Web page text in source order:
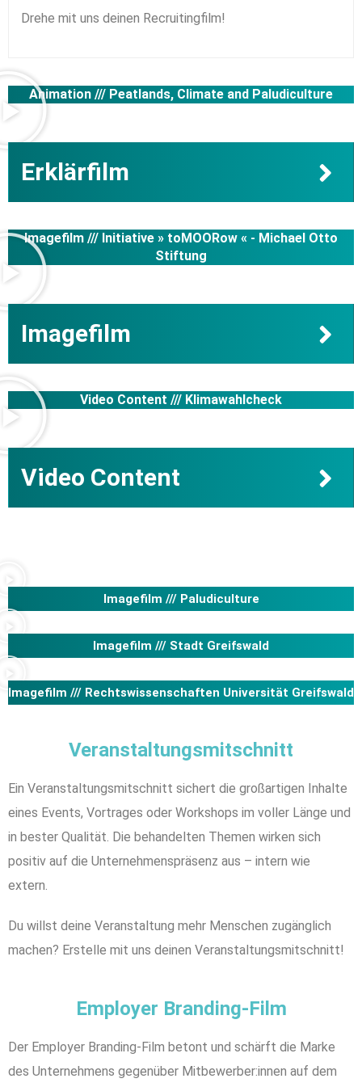
Drehe mit uns deinen Recruitingfilm!
Animation /// Peatlands, Climate and Paludiculture
Erklärfilm
Imagefilm /// Initiative » toMOORow « - Michael Otto
Stiftung
Imagefilm
Video Content /// Klimawahlcheck
Video Content
Imagefilm /// Paludiculture
Imagefilm /// Stadt Greifswald
Imagefilm /// Rechtswissenschaften Universität Greifswald
Veranstaltungsmitschnitt
Ein Veranstaltungsmitschnitt sichert die großartigen Inhalte
eines Events, Vortrages oder Workshops im voller Länge und
in bester Qualität. Die behandelten Themen wirken sich
positiv auf die Unternehmenspräsenz aus – intern wie
extern.
Du willst deine Veranstaltung mehr Menschen zugänglich
machen? Erstelle mit uns deinen Veranstaltungsmitschnitt!
Employer Branding-Film
Der Employer Branding-Film betont und schärft die Marke
des Unternehmens gegenüber Mitbewerber:innen auf dem